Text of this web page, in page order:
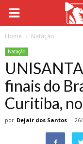
Home Natação
Natação
finais do
Curitiba,
por Dejair dos Santos -